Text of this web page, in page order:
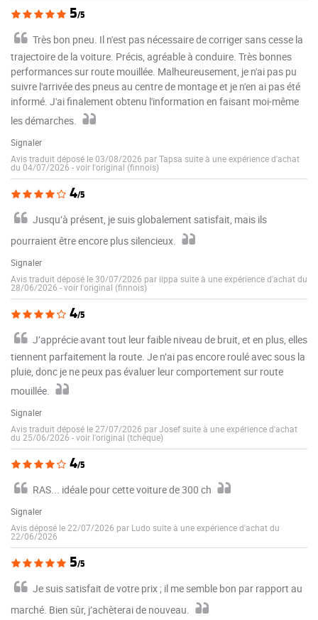
5/5
Très bon pneu. Il n'est pas nécessaire de corriger sans cesse la
trajectoire de la voiture. Précis, agréable à conduire. Très bonnes
performances sur route mouillée. Malheureusement, je n'ai pas pu
suivre l'arrivée des pneus au centre de montage et je n'en ai pas été
informé. J'ai finalement obtenu l'information en faisant moi-même
les démarches.
Signaler
Avis traduit déposé le 03/08/2026 par Tapsa suite à une expérience d'achat
du 04/07/2026 -voir l'original (finnois)
4/5
Jusqu’à présent, je suis globalement satisfait, mais ils
pourraient être encore plus silencieux.
Signaler
Avis traduit déposé le 30/07/2026 par iippa suite à une expérience d'achat du
28/06/2026 -voir l'original (finnois)
4/5
J’apprécie avant tout leur faible niveau de bruit, et en plus, elles
tiennent parfaitement la route. Je n’ai pas encore roulé avec sous la
pluie, donc je ne peux pas évaluer leur comportement sur route
mouillée.
Signaler
Avis traduit déposé le 27/07/2026 par Josef suite à une expérience d'achat
du 25/06/2026 -voir l'original (tchèque)
4/5
RAS... idéale pour cette voiture de 300 ch
Signaler
Avis déposé le 22/07/2026 par Ludo suite à une expérience d'achat du
22/06/2026
5/5
Je suis satisfait de votre prix ; il me semble bon par rapport au
marché. Bien sûr, j’achèterai de nouveau.